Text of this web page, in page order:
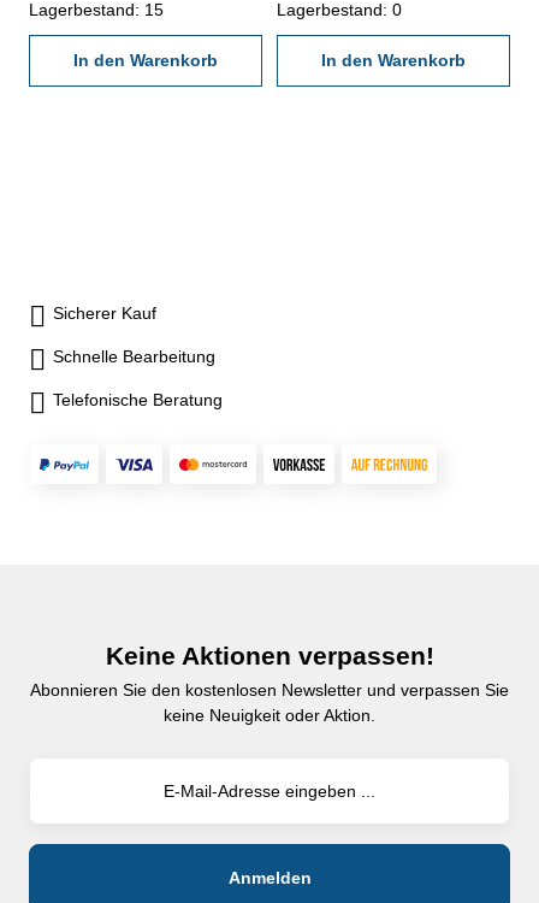
(20 µm)- mit Preset und
umkehrbarer Messrichtung -
Messbrücke: 102 x 17 mm -
inkl. Verlängerungen: 10, 20,
Lagerbestand: 15
In den Warenkorb
(20 µm)- mit Preset und
umkehrbarer Messrichtung -
Messbrücke: 63 x 16 mm -
inkl. Verlängerungen: 10, 20,
Lagerbestand: 0
In den Warenkorb
Sicherer Kauf
Schnelle Bearbeitung
Telefonische Beratung
Keine Aktionen verpassen!
Abonnieren Sie den kostenlosen Newsletter und verpassen Sie
keine Neuigkeit oder Aktion.